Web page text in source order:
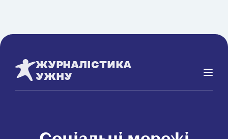
ЖУРНАЛІСТИКА
УЖНУ